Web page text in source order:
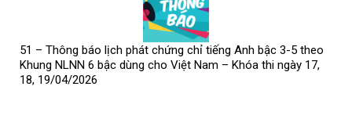
51 – Thông báo lịch phát chứng chỉ tiếng Anh bậc 3-5 theo
Khung NLNN 6 bậc dùng cho Việt Nam – Khóa thi ngày 17,
18, 19/04/2026